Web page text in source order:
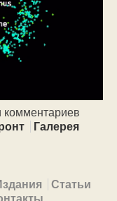
комментариев
Галерея
Статьи